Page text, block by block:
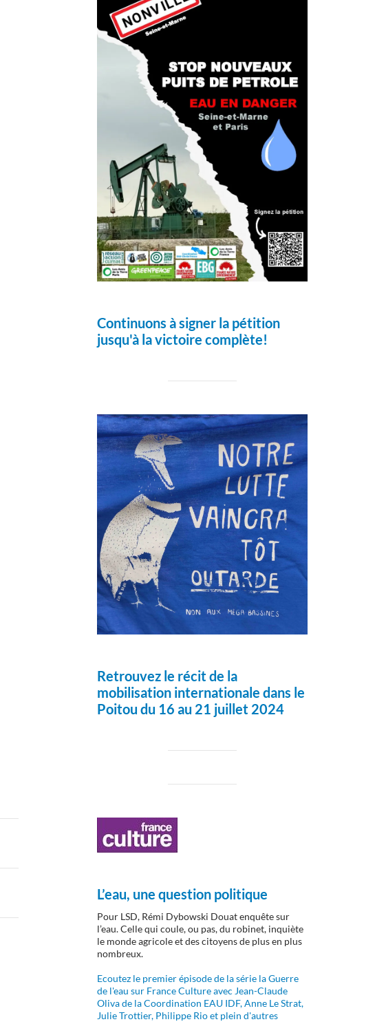
Continuons à signer la pétition
jusqu'à la victoire complète!
Retrouvez le récit de la
mobilisation internationale dans le
Poitou du 16 au 21 juillet 2024
L’eau, une question politique
Pour LSD, Rémi Dybowski Douat enquête sur
l’eau. Celle qui coule, ou pas, du robinet, inquiète
le monde agricole et des citoyens de plus en plus
nombreux.
Ecoutez le premier épisode de la série la Guerre
de l'eau sur France Culture avec Jean-Claude
Oliva de la Coordination EAU IDF, Anne Le Strat,
Julie Trottier, Philippe Rio et plein d'autres